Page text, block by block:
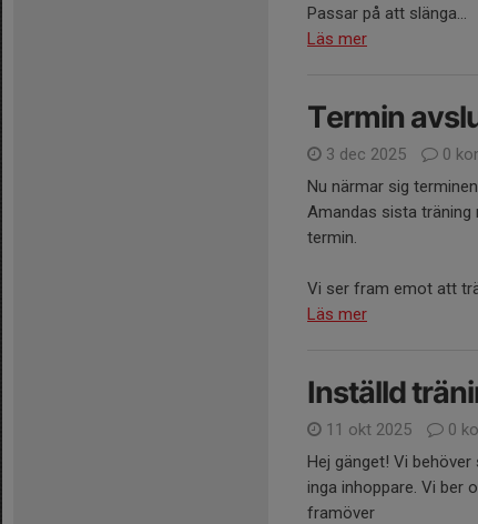
Passar på att slänga...
Läs mer
Termin
3 dec 2025
0
Nu närmar sig
Amandas sista träning
termin.
Vi ser fram emot att
Läs mer
Inställd
11 okt 2025
0
Hej gänget! Vi
inga inhoppare. Vi ber
framöver